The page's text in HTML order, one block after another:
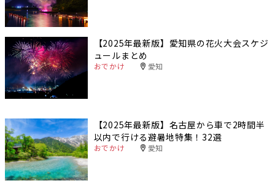
【2025年最新版】愛知県の花火大会スケジ
ュールまとめ
おでかけ 愛知
【2025年最新版】名古屋から車で2時間半
以内で行ける避暑地特集！32選
おでかけ 愛知